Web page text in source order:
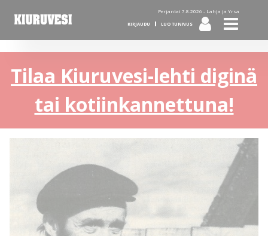
Perjantai 7.8.2026 - Lahja ja Yrsa
KIRJAUDU LUO TUNNUS
Tilaa Kiuruvesi-lehti diginä
tai kotiinkannettuna!